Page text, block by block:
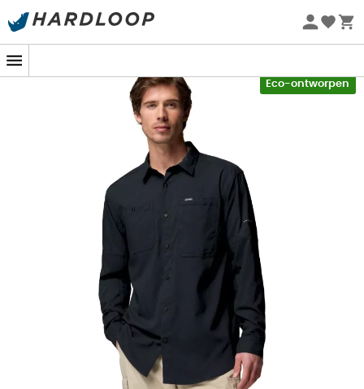
Zomeraanbiedingen 🔥 -5% EXTRA vanaf 2 producten* met
Eco-ontworpen